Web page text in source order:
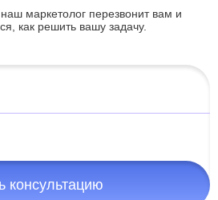
маркетолог перезвонит вам и
как решить вашу задачу.
консультацию